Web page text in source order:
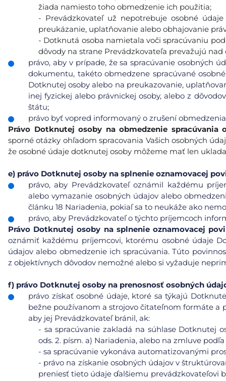
žiada namiesto toho obmedzenie ich použitia;
- Prevádzkovateľ už nepotrebuje osobné
preukázanie, uplatňovanie alebo obhajovanie
- Dotknutá osoba namietala voči spracúvaniu
dôvody na strane Prevádzkovateľa prevažujú
právo, aby v prípade, že sa spracúvanie osobných
dokumentu, takéto obmedzene spracúvané
Dotknutej osoby alebo na preukazovanie,
inej fyzickej alebo právnickej osoby, alebo z
štátu;
právo byť vopred informovaný o zrušení
Právo Dotknutej osoby na obmedzenie spracúvania
sporné otázky ohľadom spracovania Vašich osobných
že osobné údaje dotknutej osoby môžeme mať len
e) právo Dotknutej osoby na splnenie oznamovacej
právo, aby Prevádzkovateľ oznámil každému
alebo vymazanie osobných údajov alebo
článku 18 Nariadenia, pokiaľ sa to neukáže ako
právo, aby Prevádzkovateľ o týchto príjemcoch
Právo Dotknutej osoby na splnenie oznamovacej
oznámiť každému príjemcovi, ktorému osobné údaje
údajov alebo obmedzenie ich spracúvania. Túto
z objektívnych dôvodov nemožné alebo si vyžaduje
f) právo Dotknutej osoby na prenosnosť osobných
právo získať osobné údaje, ktoré sa týkajú
bežne používanom a strojovo čitateľnom formáte a
aby jej Prevádzkovateľ bránil, ak:
- sa spracúvanie zakladá na súhlase Dotknutej
ods. 2. písm. a) Nariadenia, alebo na zmluve
- sa spracúvanie vykonáva automatizovanými
- právo na získanie osobných údajov v
preniesť tieto údaje ďalšiemu prevádzkovateľovi